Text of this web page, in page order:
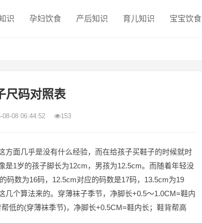
识 孕妇饮食 产后知识 育儿知识 宝宝饮食
尺码对照表
08-08 06:44:52 153
方面几乎是没有什么经验，而在给孩子买鞋子的时候就时
是1岁的孩子脚长为12cm，男孩为12.5cm。而随着年轻没
码数为16码，12.5cm对应的码数是17码，13.5cm为19
几个算法来的。穿薄袜子季节，净脚长+0.5～1.0CM=鞋内
低的(穿薄袜季节)，净脚长+0.5CM=鞋内长；鞋背帮高